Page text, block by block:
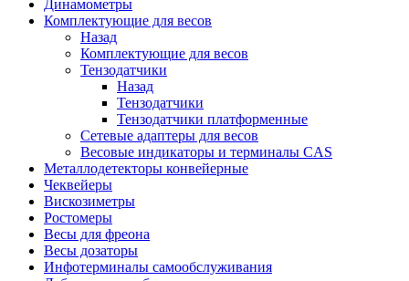
Динамометры
Комплектующие для весов
Назад
Комплектующие для весов
Тензодатчики
Назад
Тензодатчики
Тензодатчики платформенные
Сетевые адаптеры для весов
Весовые индикаторы и терминалы CAS
Металлодетекторы конвейерные
Чеквейеры
Вискозиметры
Ростомеры
Весы для фреона
Весы дозаторы
Инфотерминалы самообслуживания